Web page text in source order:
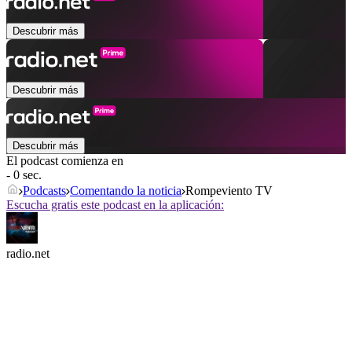
Descubrir más
Descubrir más
Descubrir más
El podcast comienza en
- 0 sec.
Podcasts Comentando la noticia Rompeviento TV
Escucha gratis este podcast en la aplicación:
radio.net